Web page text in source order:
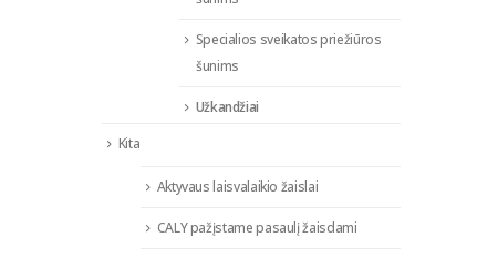
Specialios sveikatos priežiūros
šunims
Užkandžiai
Kita
Aktyvaus laisvalaikio žaislai
CALY pažįstame pasaulį žaisdami